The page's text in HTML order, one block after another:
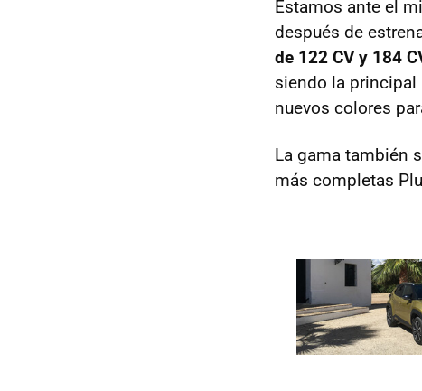
Estamos ante el
después de
de 122 CV y 184
siendo la principal
nuevos colores
La gama también
más completas